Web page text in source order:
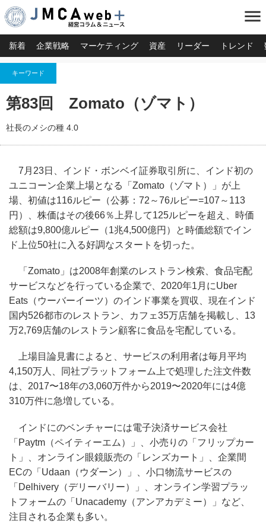
menu
新着 企業戦略 マーケティング 資産 リーダー トレンド
キーワード
第83回 Zomato（ゾマト）
社長のメシの種 4.0
7月23日、インド・ボンベイ証券取引所に、インド初の
ユニコーン企業上場となる「Zomato（ゾマト）」が上
場、初値は116ルピー（公募：72～76ルピー=107～113
円）、株価はその後66％上昇して125ルピーを超え、時価
総額は9,800億ルピー（1兆4,500億円）と時価総額でイン
ド上位50社に入る好調なスタートを切った。
「Zomato」は2008年創業のレストラン検索、食品宅配
サービスなどを行っている企業で、2020年1月にUber
Eats（ウーバーイーツ）のインド事業を買収、現在インド
国内526都市のレストラン、カフェ35万店舗を掲載し、13
万2,769店舗のレストラン顧客に食品を宅配している。
上場目論見書によると、サービスの利用者は毎月平均
4,150万人、同社プラットフォーム上で処理した注文件数
は、2017〜18年の3,060万件から2019〜2020年には4億
310万件に急増している。
インドにのベンチャーには電子決済サービス会社
「Paytm（ペイティーエム）」、小売りの「フリップカー
ト」、オンライン眼鏡販売の「レンズカート」、企業間
ECの「Udaan（ウダーン）」、小口物流サービスの
「Delhivery（デリーバリー）」、オンライン学習プラッ
トフォームの「Unacademy（アンアカデミー）」など、
注目される企業も多い。